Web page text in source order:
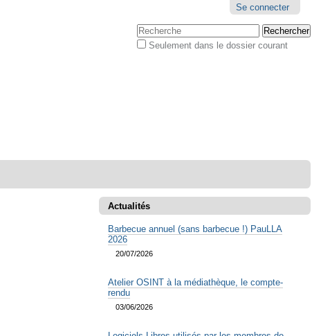
personnels
Se connecter
Chercher par
Seulement dans le dossier courant
Actualités
Barbecue annuel (sans barbecue !) PauLLA
2026
20/07/2026
Atelier OSINT à la médiathèque, le compte-
rendu
03/06/2026